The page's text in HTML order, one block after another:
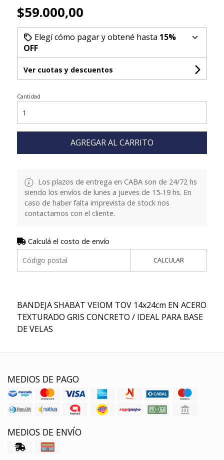
$59.000,00
Elegí cómo pagar y obtené hasta 15%
OFF
Ver cuotas y descuentos
Cantidad
AGREGAR AL CARRITO
Los plazos de entrega en CABA son de 24/72 hs
siendo los envíos de lunes a jueves de 15-19 hs. En
caso de haber falta imprevista de stock nos
contactamos con el cliente.
Calculá el costo de envío
CALCULAR
BANDEJA SHABAT VEIOM TOV 14x24cm EN ACERO
TEXTURADO GRIS CONCRETO / IDEAL PARA BASE
DE VELAS
MEDIOS DE PAGO
MEDIOS DE ENVÍO